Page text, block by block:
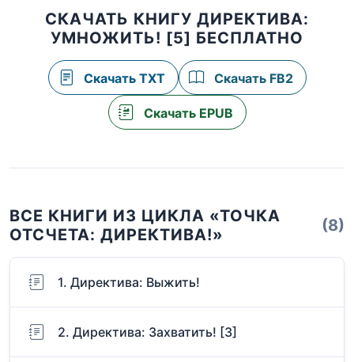
СКАЧАТЬ КНИГУ ДИРЕКТИВА:
УМНОЖИТЬ! [5] БЕСПЛАТНО
Скачать TXT Скачать FB2
Скачать EPUB
ВСЕ КНИГИ ИЗ ЦИКЛА «ТОЧКА
ОТСЧЕТА: ДИРЕКТИВА!»
(8)
1. Директива: Выжить!
2. Директива: Захватить! [3]